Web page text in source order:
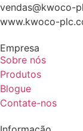
vendas@kwoco-
www.kwoco-
Empresa
Sobre nós
Produtos
Blogue
Contate-nos